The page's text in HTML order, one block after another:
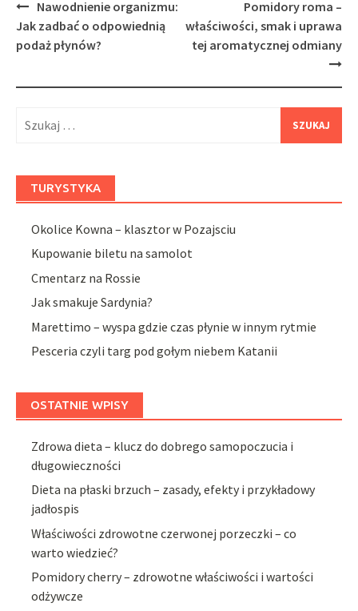
Post
navigation
Nawodnienie organizmu:
Jak zadbać o odpowiednią
podaż płynów?
Pomidory roma –
właściwości, smak i uprawa
tej aromatycznej odmiany
TURYSTYKA
Okolice Kowna – klasztor w Pozajsciu
Kupowanie biletu na samolot
Cmentarz na Rossie
Jak smakuje Sardynia?
Marettimo – wyspa gdzie czas płynie w innym rytmie
Pesceria czyli targ pod gołym niebem Katanii
OSTATNIE WPISY
Zdrowa dieta – klucz do dobrego samopoczucia i
długowieczności
Dieta na płaski brzuch – zasady, efekty i przykładowy
jadłospis
Właściwości zdrowotne czerwonej porzeczki – co
warto wiedzieć?
Pomidory cherry – zdrowotne właściwości i wartości
odżywcze